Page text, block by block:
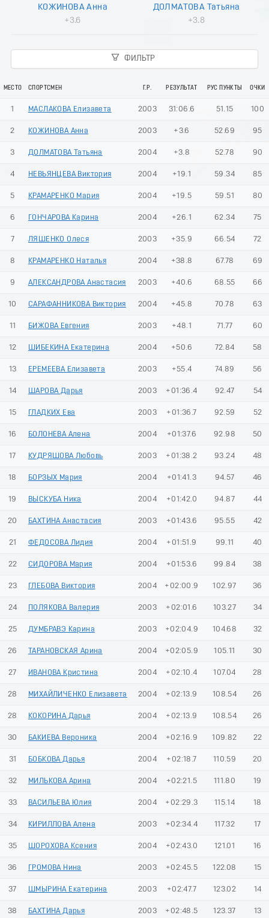
5
8
КОЖИНОВА Анна
+3.6
ДОЛМАТОВА Татьяна
+3.8
ФИЛЬТР
МЕСТО СПОРТСМЕН Г.Р. РЕЗУЛЬТАТ РУС ПУНКТЫ ОЧКИ
1 МАСЛАКОВА Елизавета 2003 31:06.6 51.15 100
2 КОЖИНОВА Анна 2003 +3.6 52.69 95
3 ДОЛМАТОВА Татьяна 2004 +3.8 52.78 90
4 НЕВЬЯНЦЕВА Виктория 2004 +19.1 59.34 85
5 КРАМАРЕНКО Мария 2004 +19.5 59.51 80
6 ГОНЧАРОВА Карина 2004 +26.1 62.34 75
7 ЛЯШЕНКО Олеся 2003 +35.9 66.54 72
8 КРАМАРЕНКО Наталья 2004 +38.8 67.78 69
9 АЛЕКСАНДРОВА Анастасия 2003 +40.6 68.55 66
10 САРАФАННИКОВА Виктория 2004 +45.8 70.78 63
11 БИЖОВА Евгения 2003 +48.1 71.77 60
12 ШИБЕКИНА Екатерина 2004 +50.6 72.84 58
13 ЕРЕМЕЕВА Елизавета 2003 +55.4 74.89 56
14 ШАРОВА Дарья 2003 +01:36.4 92.47 54
15 ГЛАДКИХ Ева 2003 +01:36.7 92.59 52
16 БОЛОНЕВА Алена 2004 +01:37.6 92.98 50
17 КУДРЯШОВА Любовь 2003 +01:38.2 93.24 48
18 БОРЗЫХ Мария 2004 +01:41.3 94.57 46
19 ВЫСКУБА Ника 2004 +01:42.0 94.87 44
20 БАХТИНА Анастасия 2003 +01:43.6 95.55 42
21 ФЕДОСОВА Лидия 2004 +01:51.9 99.11 40
22 СИДОРОВА Мария 2004 +01:53.6 99.84 38
23 ГЛЕБОВА Виктория 2004 +02:00.9 102.97 36
24 ПОЛЯКОВА Валерия 2003 +02:01.6 103.27 34
25 ДУМБРАВЭ Карина 2003 +02:04.9 104.68 32
26 ТАРАНОВСКАЯ Арина 2004 +02:05.9 105.11 30
27 ИВАНОВА Кристина 2004 +02:10.4 107.04 28
28 МИХАЙЛИЧЕНКО Елизавета 2004 +02:13.9 108.54 26
28 КОКОРИНА Дарья 2004 +02:13.9 108.54 26
30 БАКИЕВА Вероника 2004 +02:16.9 109.82 22
31 БОБКОВА Дарья 2004 +02:18.7 110.59 20
32 МИЛЬКОВА Арина 2004 +02:21.5 111.80 19
33 ВАСИЛЬЕВА Юлия 2004 +02:29.3 115.14 18
34 КИРИЛЛОВА Алена 2003 +02:34.4 117.32 17
35 ШОРОХОВА Ксения 2004 +02:43.0 121.01 16
36 ГРОМОВА Нина 2003 +02:45.5 122.08 15
37 ШМЫРИНА Екатерина 2003 +02:47.7 123.02 14
38 БАХТИНА Дарья 2003 +02:48.5 123.37 13